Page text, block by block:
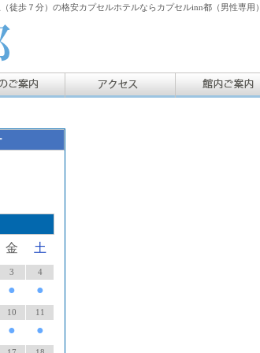
徒歩７分）の格安カプセルホテルならカプセルinn都（男性専用）
金 土
3
●
4
●
10
●
11
●